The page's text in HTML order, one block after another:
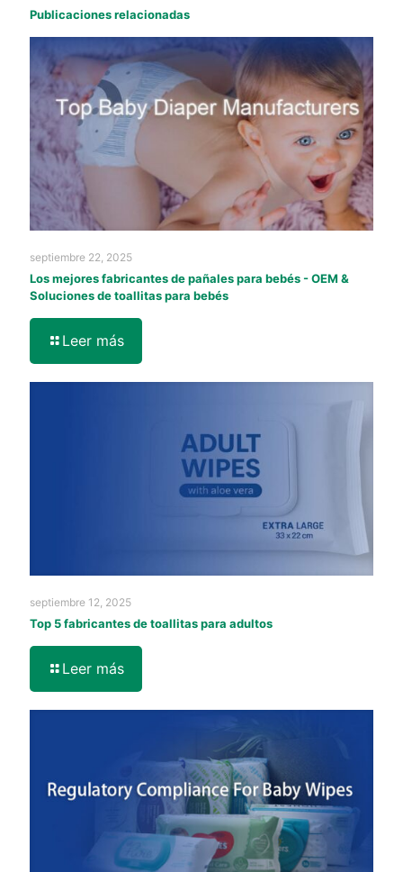
Publicaciones relacionadas
septiembre 22, 2025
Los mejores fabricantes de pañales para bebés - OEM &
Soluciones de toallitas para bebés
Leer más
septiembre 12, 2025
Top 5 fabricantes de toallitas para adultos
Leer más